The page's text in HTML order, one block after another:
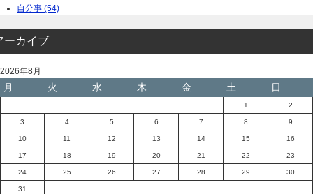
自分事 (54)
ーカイブ
2026年8月
月 火 水 木 金 土 日
1 2
3 4 5 6 7 8 9
10 11 12 13 14 15 16
17 18 19 20 21 22 23
24 25 26 27 28 29 30
31